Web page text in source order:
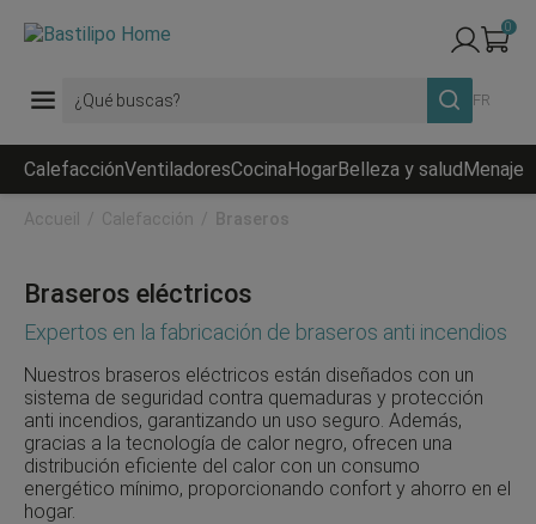
FR
0
CalefacciónVentiladoresCocinaHogarBelleza y saludMenaje
Accueil Calefacción Braseros
Braseros eléctricos
Expertos en la fabricación de braseros anti incendios
Nuestros braseros eléctricos están diseñados con un
sistema de seguridad contra quemaduras y protección
anti incendios, garantizando un uso seguro. Además,
gracias a la tecnología de calor negro, ofrecen una
distribución eficiente del calor con un consumo
energético mínimo, proporcionando confort y ahorro en el
hogar.